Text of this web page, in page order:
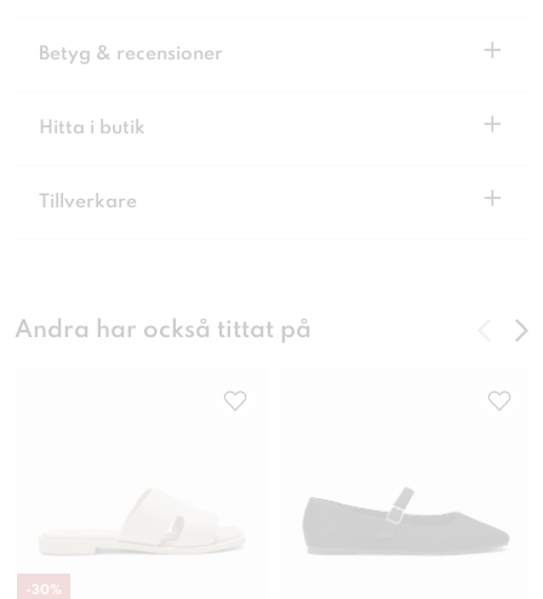
Betyg & recensioner +
Hitta i butik +
Tillverkare +
Andra har också tittat på
-30%